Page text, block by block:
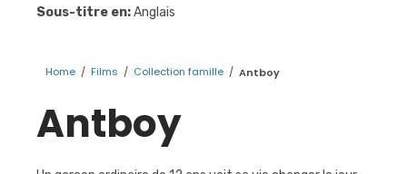
Sous-titre en:Anglais
Home / Films / Collection famille / Antboy
Antboy